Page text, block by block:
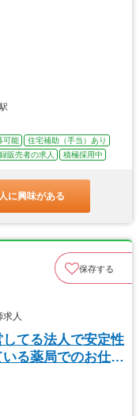
可能
住宅補助（手当）あり
販売者の求人 積極採用中
に興味がある
保存する
人
してる法人で安定性
る薬局でのお仕事